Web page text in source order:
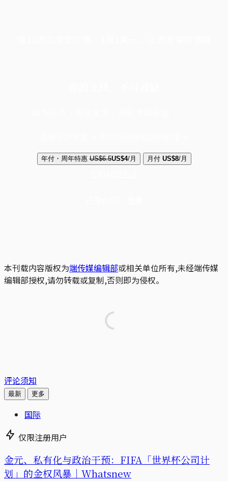
年付・周年特惠 US$6.5US$4/月 月付 US$8/月
本刊载内容版权为端传媒编辑部或相关单位所有,未经端传媒
编辑部授权,请勿转载或复制,否则即为侵权。
评论须知
最新 更多
国际
仅限注册用户
金元、私有化与政治干预：FIFA「世界杯公司计
划」的金权风暴｜Whatsnew